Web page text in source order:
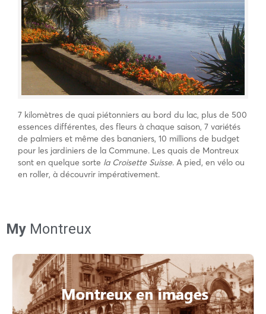
7 kilomètres de quai piétonniers au bord du lac, plus de 500
essences différentes, des fleurs à chaque saison, 7 variétés
de palmiers et même des bananiers, 10 millions de budget
pour les jardiniers de la Commune. Les quais de Montreux
sont en quelque sorte la Croisette Suisse. A pied, en vélo ou
en roller, à découvrir impérativement.
My Montreux